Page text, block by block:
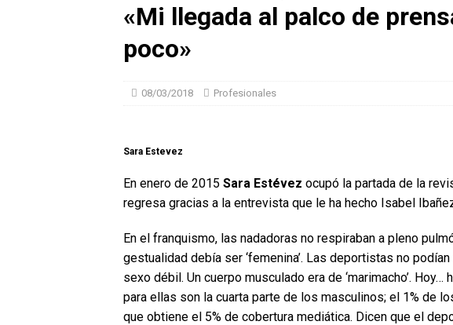
«Mi llegada al palco de
poco»
08/03/2018 Profesionales
Sara Estevez
En enero de 2015 Sara Estévez ocupó la partada de la
regresa gracias a la entrevista que le ha hecho Isabel
En el franquismo, las nadadoras no respiraban a pleno
gestualidad debía ser ‘femenina’. Las deportistas no
sexo débil. Un cuerpo musculado era de ‘marimacho’.
para ellas son la cuarta parte de los masculinos; el 1% de
que obtiene el 5% de cobertura mediática. Dicen que el